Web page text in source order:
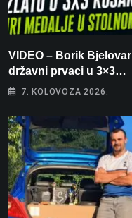
VIDEO – Borik Bjelovar
državni prvaci u 3×3
košarci, Klara Končar je
stolnom tenisu!
7. KOLOVOZA 2026.